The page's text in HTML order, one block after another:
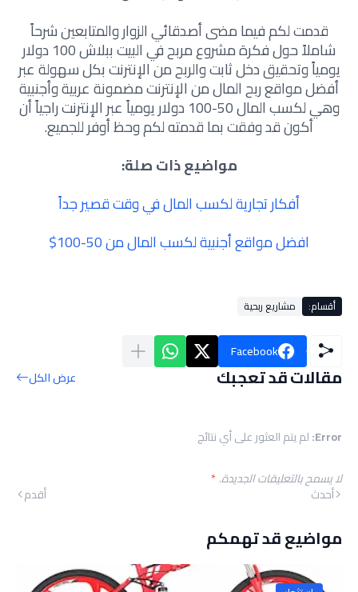
قدمت لكم فيما مضى أصدقائي الزوار والمتابعين شرحاً
شاملاً حول فكرة مشروع مربح في البيت ببلاش 100 دولار
يومياً وتحقيق دخل ثابت والربح من الإنترنت بكل سهولة عبر
أفضل مواقع ربح المال من الإنترنت مضمونة عربية وأجنبية
وهي لكسب المال 50-100 دولار يومياً عبر الإنترنت راجياً أن
أكون قد وفقت بما قدمته لكم وحظ أوفر للجميع.
مواضيع ذات صلة:
أفكار تجارية لكسب المال في وقت قصير جداً
افضل مواقع أجنبية لكسب المال من 50-100$
أقسام: مشاريع ربحية
Facebook
مقالات قد تعجبك عرض الكل
Error: لم يتم العثور على أي نتائج
لا يسمح بالتعليقات الجديدة.*
أحدث أقدم
مواضيع قد تهمكم